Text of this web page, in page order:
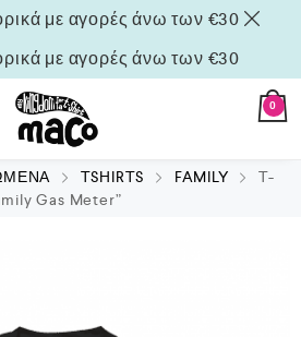
με αγορές άνω των €30
με αγορές άνω των €30
0
TSHIRTS FAMILY
T-
Gas Meter”